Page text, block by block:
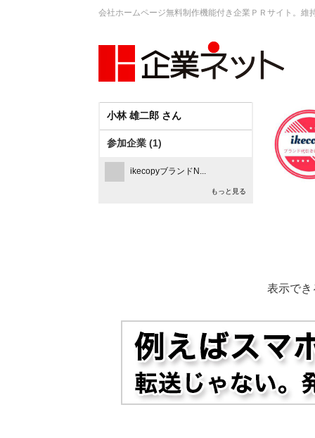
会社ホームページ無料制作機能付き企業ＰＲサイト。
小林 雄二郎 さん
参加企業 (1)
ikecopyブランドN...
もっと見る
表示でき